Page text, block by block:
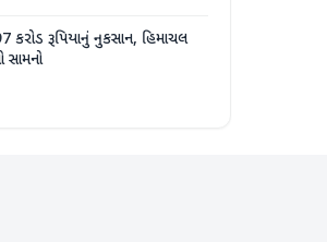
કરોડ રૂપિયાનું નુકસાન, હિમાચલ
સામનો